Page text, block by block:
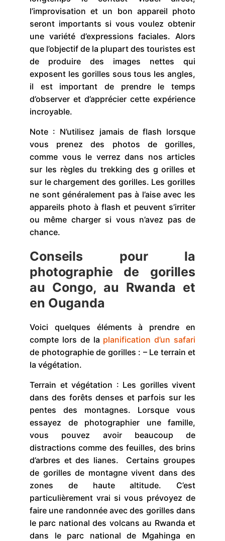
l’improvisation et un bon appareil photo
seront importants si vous voulez obtenir
une variété d’expressions faciales. Alors
que l’objectif de la plupart des touristes est
de produire des images nettes qui
exposent les gorilles sous tous les angles,
il est important de prendre le temps
d’observer et d’apprécier cette expérience
incroyable.
Note : N’utilisez jamais de flash lorsque
vous prenez des photos de gorilles,
comme vous le verrez dans nos articles
sur les règles du trekking des g orilles et
sur le chargement des gorilles. Les gorilles
ne sont généralement pas à l’aise avec les
appareils photo à flash et peuvent s’irriter
ou même charger si vous n’avez pas de
chance.
Conseils pour la
photographie de gorilles
au Congo, au Rwanda et
en Ouganda
Voici quelques éléments à prendre en
compte lors de la planification d’un safari
de photographie de gorilles : – Le terrain et
la végétation.
Terrain et végétation : Les gorilles vivent
dans des forêts denses et parfois sur les
pentes des montagnes. Lorsque vous
essayez de photographier une famille,
vous pouvez avoir beaucoup de
distractions comme des feuilles, des brins
d’arbres et des lianes. Certains groupes
de gorilles de montagne vivent dans des
zones de haute altitude. C’est
particulièrement vrai si vous prévoyez de
faire une randonnée avec des gorilles dans
le parc national des volcans au Rwanda et
dans le parc national de Mgahinga en